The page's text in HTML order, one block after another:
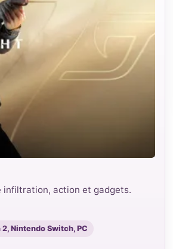
infiltration, action et gadgets.
Nintendo Switch, PC